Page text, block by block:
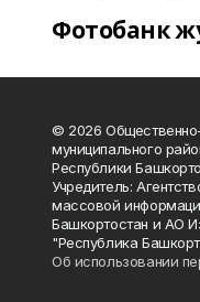
Фотобанк
© 2026
муниципального
Республики
Учредитель:
массовой
Башкортостан и АО
"Республика
Об использовании